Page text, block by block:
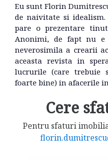
Eu sunt Florin
de naivitate si
pare o prezentare
Anonimi, de fapt nu e
neverosimila a crearii
aceasta revista in
lucrurile (care trebuie
foarte bine) in afacerile
Cere
Pentru sfaturi